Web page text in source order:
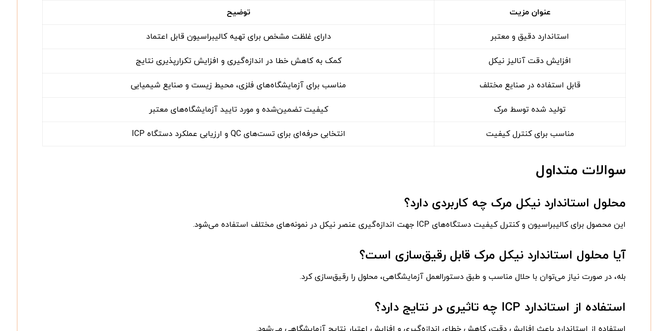
عنوان مزیت توضیح
استاندارد دقیق و معتبر دارای غلظت مشخص برای تهیه کالیبراسیون قابل اعتماد
افزایش دقت آنالیز نیکل کمک به کاهش خطا در اندازه‌گیری و افزایش تکرارپذیری نتایج
قابل استفاده در صنایع مختلف مناسب برای آزمایشگاه‌های فلزی، محیط زیست و صنایع شیمیایی
تولید شده توسط مرک کیفیت تضمین‌شده و مورد تایید آزمایشگاه‌های معتبر
مناسب برای کنترل کیفیت انتخابی حرفه‌ای برای تست‌های QC و ارزیابی عملکرد دستگاه ICP
سوالات متداول
محلول استاندارد نیکل مرک چه کاربردی دارد؟
این محصول برای کالیبراسیون و کنترل کیفیت دستگاه‌های ICP جهت اندازه‌گیری عنصر نیکل در نمونه‌های مختلف استفاده می‌شود.
آیا محلول استاندارد نیکل مرک قابل رقیق‌سازی است؟
بله، در صورت نیاز می‌توان با حلال مناسب و طبق دستورالعمل آزمایشگاهی، محلول را رقیق‌سازی کرد.
استفاده از استاندارد ICP چه تاثیری در نتایج دارد؟